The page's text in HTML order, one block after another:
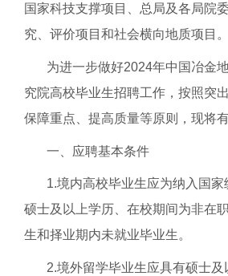
国家科技支撑项目、总局及各局院
究、评价项目和社会横向地质项目。
为进一步做好2024年中国冶金
究院高校毕业生招聘工作，按照突
保障重点、提高质量等原则，现将
一、应聘基本条件
1.境内高校毕业生应为纳入国
硕士及以上学历、在校期间为非在
生和择业期内未就业毕业生。
2.境外留学毕业生应具有硕士